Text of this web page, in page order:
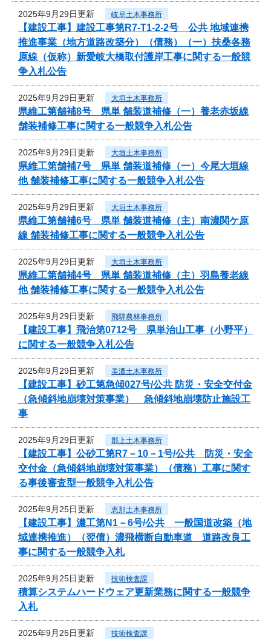
2025年9月29日更新 岐阜土木事務所
【建設工事】建設工事第R7-T1-2-2号 公共 地域連携
推進事業（地方道路改築分）（債務）（一）扶桑各務
原線（仮称）新愛岐大橋取付護岸工事に関する一般競
争入札公告
2025年9月29日更新 大垣土木事務所
県維工第舗補8号 県単 舗装道補修（一）養老赤坂線
舗装補修工事に関する一般競争入札公告
2025年9月29日更新 大垣土木事務所
県維工第舗補7号 県単 舗装道補修（一）今尾大垣線
他 舗装補修工事に関する一般競争入札公告
2025年9月29日更新 大垣土木事務所
県維工第舗補6号 県単 舗装道補修（主）南濃関ケ原
線 舗装補修工事に関する一般競争入札公告
2025年9月29日更新 大垣土木事務所
県維工第舗補4号 県単 舗装道補修（主）羽島養老線
他 舗装補修工事に関する一般競争入札公告
2025年9月29日更新 飛騨農林事務所
【建設工事】飛治第0712号 県単治山工事（小野平）
に関する一般競争入札公告
2025年9月29日更新 美濃土木事務所
【建設工事】砂工第急傾027号/公共 防災・安全交付金
（急傾斜地崩壊対策事業） 急傾斜地崩壊防止施設工
事
2025年9月29日更新 郡上土木事務所
【建設工事】公砂工第R7－10－1号/公共 防災・安全
交付金（急傾斜地崩壊対策事業）（債務）工事に関す
る事後審査型一般競争入札公告
2025年9月25日更新 恵那土木事務所
【建設工事】濃工第N1－6号/公共 一般国道改築（地
域連携推進）（翌債）濃飛横断自動車道 道路改良工
事に関する一般競争入札
2025年9月25日更新 技術検査課
積算システムハードウェア更新業務に関する一般競争
入札
2025年9月25日更新 技術検査課